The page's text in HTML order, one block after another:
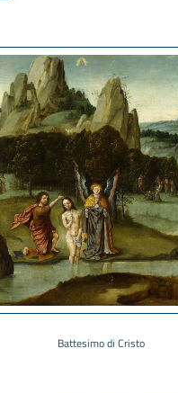
Battesimo di Cristo